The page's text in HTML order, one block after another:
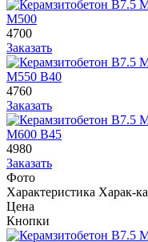
М500
4700
Заказать
М550 В40
4760
Заказать
М600 В45
4980
Заказать
Фото
Характеристика Харак-ка
Цена
Кнопки